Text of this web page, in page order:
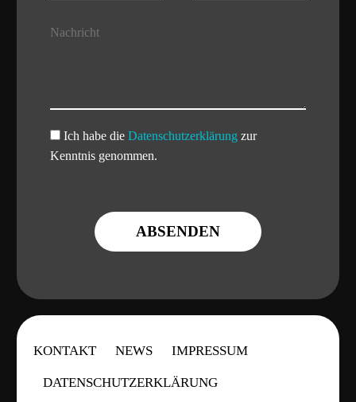
Ich habe die Datenschutzerklärung zur
Kenntnis genommen.
KONTAKT NEWS IMPRESSUM
DATENSCHUTZERKLÄRUNG